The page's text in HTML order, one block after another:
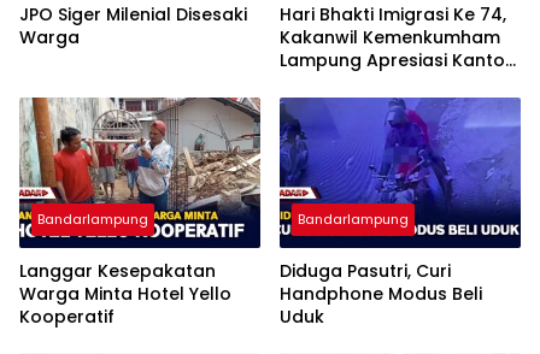
JPO Siger Milenial Disesaki
Warga
Hari Bhakti Imigrasi Ke 74,
Kakanwil Kemenkumham
Lampung Apresiasi Kantor
Bandarlampung
Langgar Kesepakatan
Warga Minta Hotel Yello
Kooperatif
Bandarlampung
Diduga Pasutri, Curi
Handphone Modus Beli
Uduk